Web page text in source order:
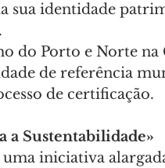
sua identidade
do Porto e Norte na
de referência
de certificação.
Sustentabilidade»
iniciativa